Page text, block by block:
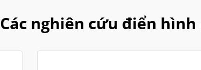
Các nghiên cứu điển